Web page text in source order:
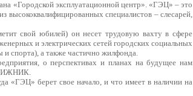
«Городской эксплуатационной центр». «ГЭЦ» – это
высококвалифицированных специалистов – слесарей,
свой юбилей) он несет трудовую вахту в сфере
и электрических сетей городских социальных
спорта), а также частично жилфонда.
о перспективах и планах на будущее нам
«ГЭЦ» берет свое начало, и что имеет в наличии на